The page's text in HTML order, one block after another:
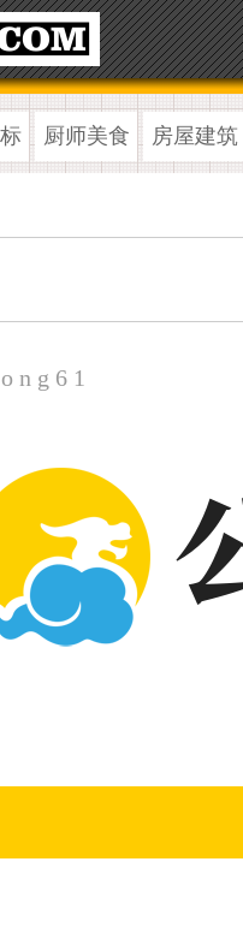
厨师美食 房屋建筑